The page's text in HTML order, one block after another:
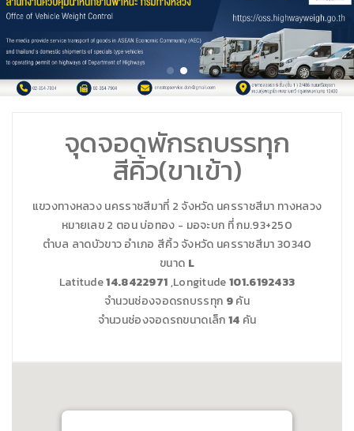
จุดจอดพักรถบรรทุก
สีคิ้ว(ขาเข้า)
แขวงทางหลวงนครราชสีมาที่ 2 จังหวัด นครราชสีมา ทางหลวง
หมายเลข 2 ตอนบ่อทอง - มอจะบก ที่ กม.93+250
ตำบล ลาดบัวขาว อำเภอ สีคิ้ว จังหวัด นครราชสีมา 30340
ขนาด L
Latitude14.8422971,Longitude101.6192433
จำนวนช่องจอดรถบรรทุก 9คัน
จำนวนช่องจอดรถขนาดเล็ก14 คัน